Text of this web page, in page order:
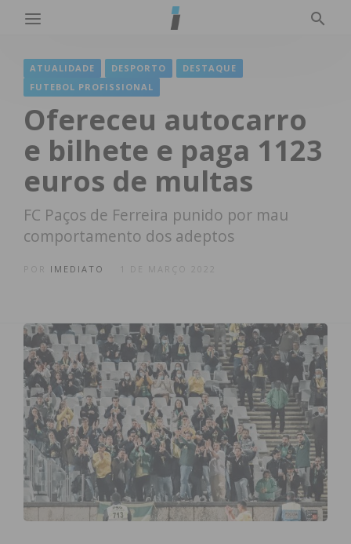
ATUALIDADE DESPORTO
DESTAQUE
FUTEBOL PROFISSIONAL
Ofereceu autocarro
e bilhete e paga 1123
euros de multas
FC Paços de Ferreira punido por mau
comportamento dos adeptos
IMEDIATO 1 DE MARÇO 2022